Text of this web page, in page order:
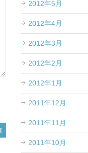
2012年5月
2012年4月
2012年3月
2012年2月
2012年1月
2011年12月
2011年11月
2011年10月